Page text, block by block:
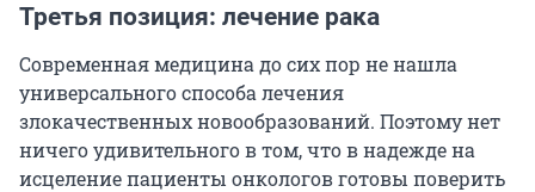
Третья позиция: лечение рака
Современная медицина до сих пор не нашла
универсального способа лечения
злокачественных новообразований. Поэтому нет
ничего удивительного в том, что в надежде на
исцеление пациенты онкологов готовы поверить